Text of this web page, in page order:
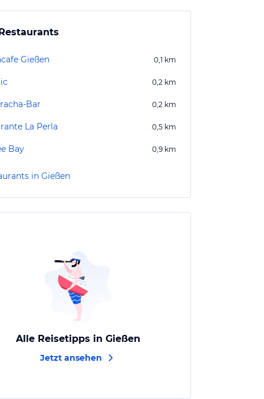
Gießen 0,1 km
0,2 km
Bar 0,2 km
La Perla 0,5 km
Bay 0,9 km
in Gießen
Alle Reisetipps in Gießen
Jetzt ansehen